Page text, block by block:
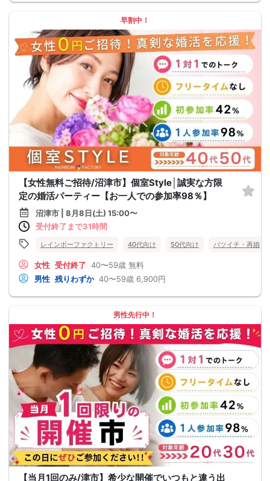
早割中！
【女性無料ご招待/沼津市】個室Style│誠実な方限
定の婚活パーティー【お一人での参加率98％】
沼津市 | 8月8日(土) 15:00〜
受付終了まで31時間
レインボーファクトリー 40代向け 50代向け バツイチ・再婚
女性 受付終了 40〜59歳 無料
男性 残りわずか 40〜59歳 6,900円
男性先行中！
【当月1回のみ/津市】希少な開催でいつもと違う出